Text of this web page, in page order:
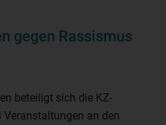
gegen Rassismus
beteiligt sich die KZ-
an den